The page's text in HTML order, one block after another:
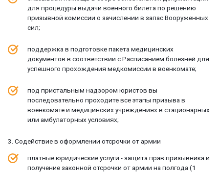
для процедуры выдачи военного билета по решению
призывной комиссии о зачислении в запас Вооруженных
сил;
поддержка в подготовке пакета медицинских
документов в соответствии с Расписанием болезней для
успешного прохождения медкомиссии в военкомате;
под пристальным надзором юристов вы
последовательно проходите все этапы призыва в
военкомате и медицинских учреждениях в стационарных
или амбулаторных условиях;
3. Содействие в оформлении отсрочки от армии
платные юридические услуги - защита прав призывника и
получение законной отсрочки от армии на полгода (1